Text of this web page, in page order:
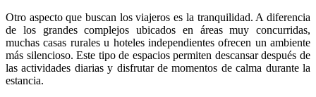
Otro aspecto que buscan los viajeros es la tranquilidad. A diferencia
de los grandes complejos ubicados en áreas muy concurridas,
muchas casas rurales u hoteles independientes ofrecen un ambiente
más silencioso. Este tipo de espacios permiten descansar después de
las actividades diarias y disfrutar de momentos de calma durante la
estancia.